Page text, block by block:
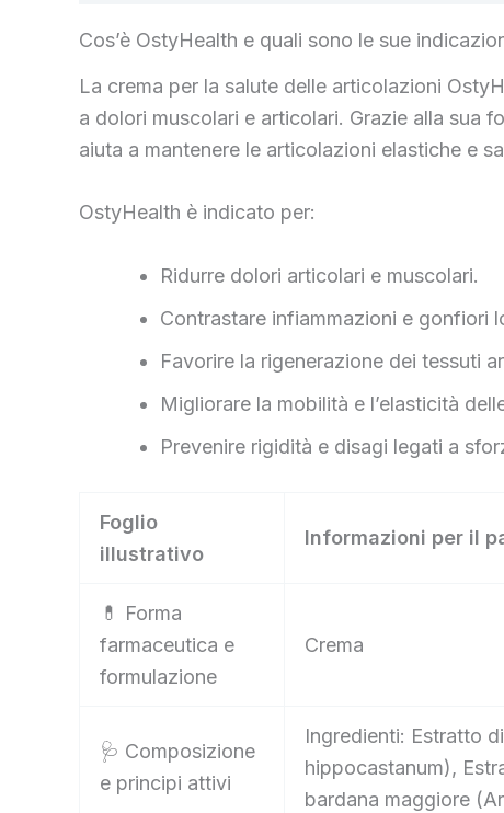
Cos’è OstyHealth e quali sono le sue
La crema per la salute delle articolazioni
a dolori muscolari e articolari. Grazie alla sua
aiuta a mantenere le articolazioni elastiche e
OstyHealth è indicato per:
Ridurre dolori articolari e muscolari.
Contrastare infiammazioni e gonfiori
Favorire la rigenerazione dei tessuti
Migliorare la mobilità e l’elasticità
Prevenire rigidità e disagi legati a
Foglio
illustrativo
Informazioni per il
💊 Forma
farmaceutica e
formulazione
Crema
🩺 Composizione
e principi attivi
Ingredienti: Estratto
hippocastanum),
bardana maggiore